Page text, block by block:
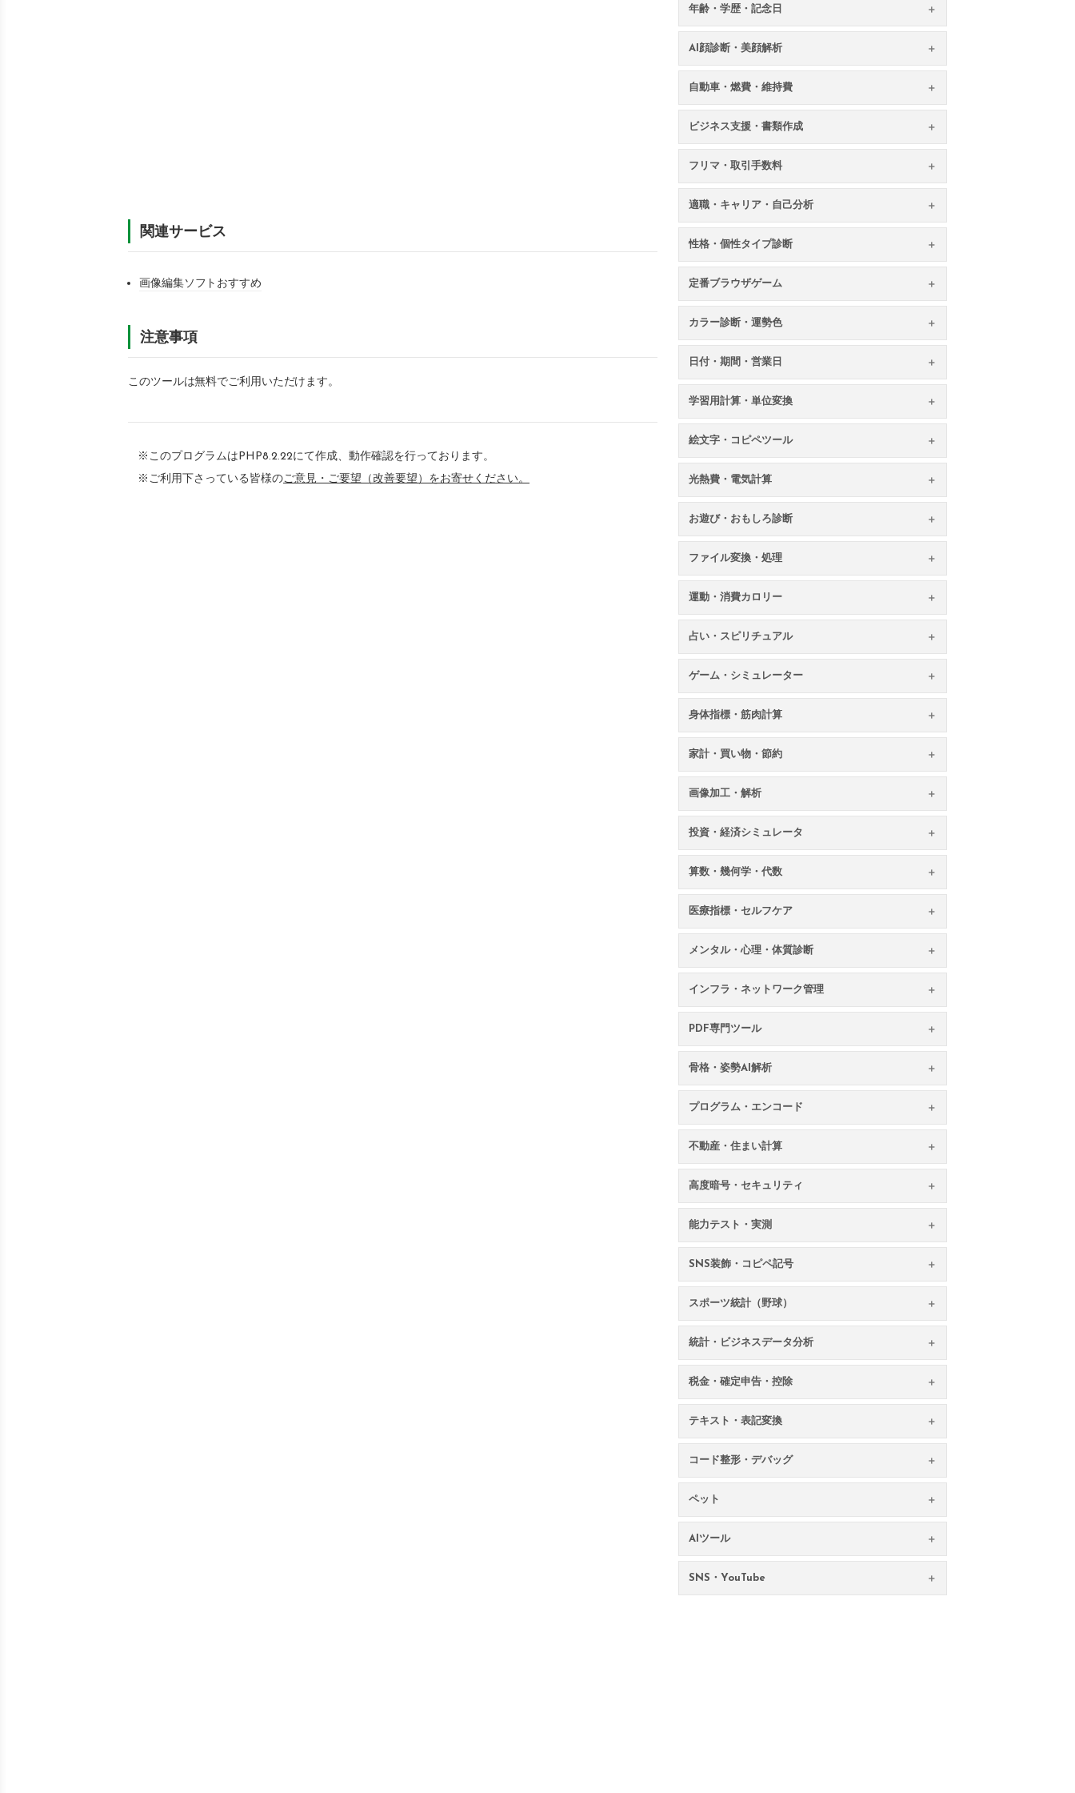
関連サービス
画像編集ソフトおすすめ
注意事項
このツールは無料でご利用いただけます。
※このプログラムはPHP8.2.22にて作成、動作確認を行っております。
※ご利用下さっている皆様のご意見・ご要望（改善要望）をお寄せください。
年齢・学歴・記念日
AI顔診断・美顔解析
自動車・燃費・維持費
ビジネス支援・書類作成
フリマ・取引手数料
適職・キャリア・自己分析
性格・個性タイプ診断
定番ブラウザゲーム
カラー診断・運勢色
日付・期間・営業日
学習用計算・単位変換
絵文字・コピペツール
光熱費・電気計算
お遊び・おもしろ診断
ファイル変換・処理
運動・消費カロリー
占い・スピリチュアル
ゲーム・シミュレーター
身体指標・筋肉計算
家計・買い物・節約
画像加工・解析
投資・経済シミュレータ
算数・幾何学・代数
医療指標・セルフケア
メンタル・心理・体質診断
インフラ・ネットワーク管理
PDF専門ツール
骨格・姿勢AI解析
プログラム・エンコード
不動産・住まい計算
高度暗号・セキュリティ
能力テスト・実測
SNS装飾・コピペ記号
スポーツ統計（野球）
統計・ビジネスデータ分析
税金・確定申告・控除
テキスト・表記変換
コード整形・デバッグ
ペット
AIツール
SNS・YouTube